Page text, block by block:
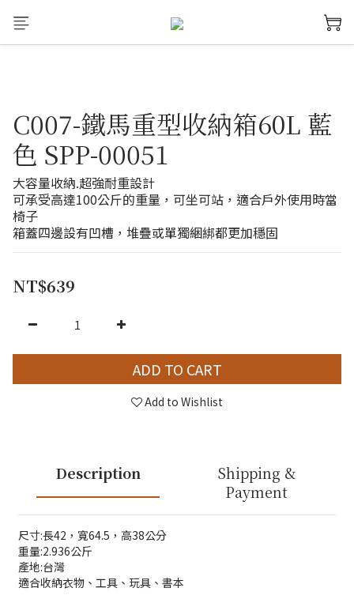
C007-鐵馬重型收納箱60L 藍
色 SPP-00051
大容量收納.超強耐重設計
可承受高達100公斤的重量，可坐可站，適合戶外使用時當
椅子
箱蓋四邊設有凹槽，堆疊或單獨綑綁都更加穩固
NT$639
ADD TO CART
Add to Wishlist
Description
Shipping &
Payment
尺寸:長42，寬64.5，高38公分
重量:2.936公斤
產地:台灣
適合收納衣物、工具、玩具、書本